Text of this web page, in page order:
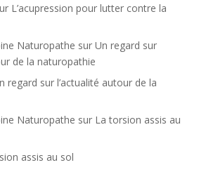
L’acupression pour lutter contre la
Naturopathe sur Un regard sur
de la naturopathie
regard sur l’actualité autour de la
Naturopathe sur La torsion assis au
assis au sol